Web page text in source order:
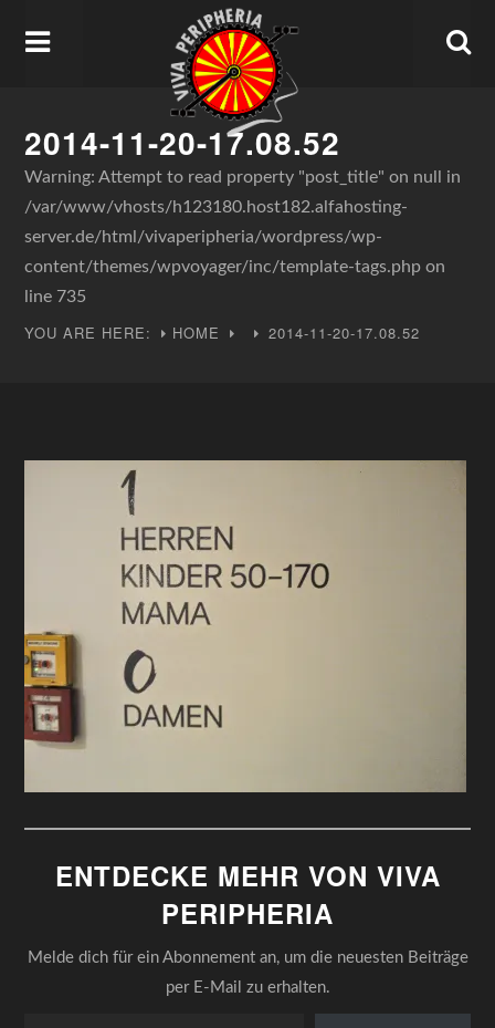
2014-11-20-17.08.52
Warning: Attempt to read property "post_title" on null in
/var/www/vhosts/h123180.host182.alfahosting-
server.de/html/vivaperipheria/wordpress/wp-
content/themes/wpvoyager/inc/template-tags.php on
line 735
YOU ARE HERE: HOME 2014-11-20-17.08.52
ENTDECKE MEHR VON VIVA
PERIPHERIA
Melde dich für ein Abonnement an, um die neuesten Beiträge
per E-Mail zu erhalten.